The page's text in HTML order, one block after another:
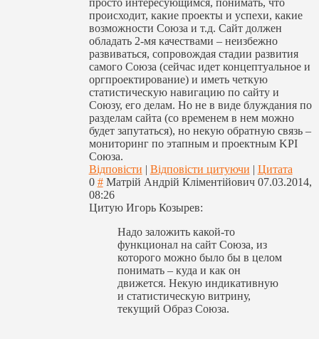
просто интересующимся, понимать, что
происходит, какие проекты и успехи, какие
возможности Союза и т.д. Сайт должен
обладать 2-мя качествами – неизбежно
развиваться, сопровождая стадии развития
самого Союза (сейчас идет концептуальное и
оргпроектирование) и иметь четкую
статистическую навигацию по сайту и
Союзу, его делам. Но не в виде блуждания по
разделам сайта (со временем в нем можно
будет запутаться), но некую обратную связь –
мониторинг по этапным и проектным KPI
Союза.
Відповісти | Відповісти цитуючи | Цитата
0 # Матрій Андрій Кліментійович 07.03.2014,
08:26
Цитую Игорь Козырев:
Надо заложить какой-то
функционал на сайт Союза, из
которого можно было бы в целом
понимать – куда и как он
движется. Некую индикативную
и статистическую витрину,
текущий Образ Союза.